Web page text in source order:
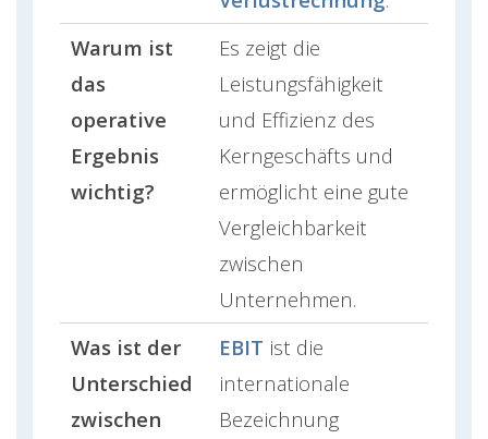
Warum ist
das
operative
Ergebnis
wichtig?
Es zeigt die
Leistungsfähigkeit
und Effizienz des
Kerngeschäfts und
ermöglicht eine gute
Vergleichbarkeit
zwischen
Unternehmen.
Was ist der
Unterschied
zwischen
EBIT ist die
internationale
Bezeichnung